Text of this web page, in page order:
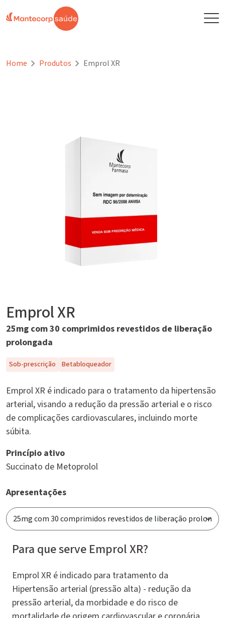
Home Produtos Emprol XR
Emprol XR
25mg com 30 comprimidos revestidos de liberação
prolongada
Sob-prescrição Betabloqueador
Emprol XR é indicado para o tratamento da hipertensão
arterial, visando a redução da pressão arterial e o risco
de complicações cardiovasculares, incluindo morte
súbita.
Princípio ativo
Succinato de Metoprolol
Apresentações
Para que serve Emprol XR?
Emprol XR é indicado para tratamento da
Hipertensão arterial (pressão alta) - redução da
pressão arterial, da morbidade e do risco de